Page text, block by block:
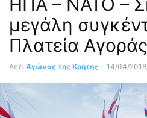
μεγάλη
Πλατεία Αγοράς
Από Αγώνας της Κρήτης - 14/04/2018